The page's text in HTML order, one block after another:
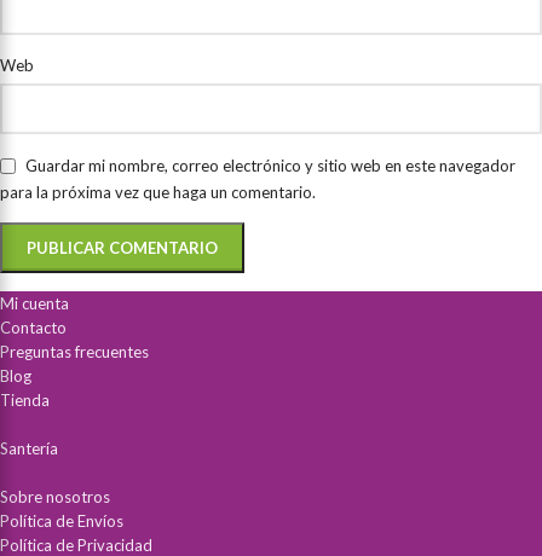
Web
Guardar mi nombre, correo electrónico y sitio web en este navegador
para la próxima vez que haga un comentario.
Mi cuenta
Contacto
Preguntas frecuentes
Blog
Tienda
Santería
Sobre nosotros
Política de Envíos
Política de Privacidad